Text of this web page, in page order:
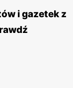
i gazetek z